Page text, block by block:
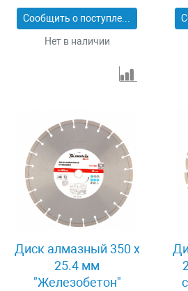
Сообщить о поступлении
Нет в наличии
Диск алмазный 350 х
25.4 мм
"Железобетон"